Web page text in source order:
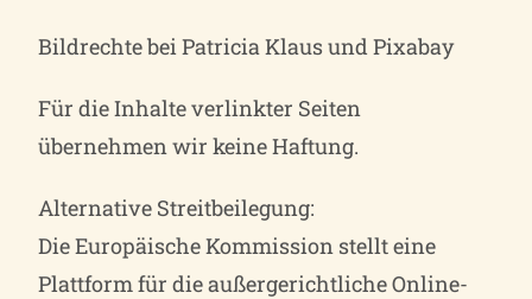
Bildrechte bei Patricia Klaus und Pixabay
Für die Inhalte verlinkter Seiten
übernehmen wir keine Haftung.
Alternative Streitbeilegung:
Die Europäische Kommission stellt eine
Plattform für die außergerichtliche Online-